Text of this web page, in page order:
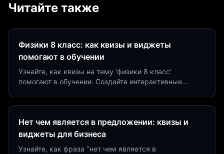
Читайте также
Физики 8 класс: как квизы и виджеты
помогают в обучении
Узнайте, как квизы на тему 'физики 8 класс'
помогают в обучении. Создайте интерактивные
Нет чем является в предложении: квизы и
виджеты для бизнеса
Узнайте, как фраза "нет чем является в